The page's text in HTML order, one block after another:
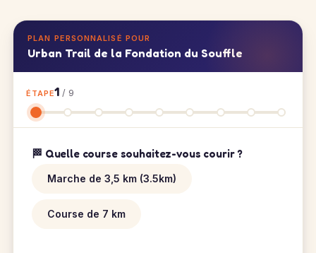
PLAN PERSONNALISÉ POUR
Urban Trail de la Fondation du Souffle
ÉTAPE1 / 9
🏁 Quelle course souhaitez-vous courir ?
Marche de 3,5 km (3.5km)
Course de 7 km